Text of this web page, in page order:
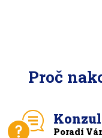
Proč
Poradí